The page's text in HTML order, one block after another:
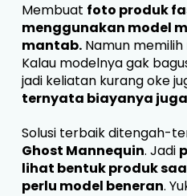
Membuat foto produk
menggunakan model
mantab. Namun
Kalau modelnya gak
jadi keliatan kurang oke
ternyata biayanya
Solusi terbaik ditengah-
Ghost Mannequin. Jadi
lihat bentuk produk
perlu model beneran.